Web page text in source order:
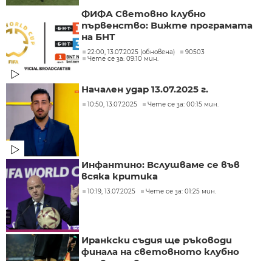
ФИФА Световно клубно
първенство: Вижте програмата
на БНТ
22:00, 13.07.2025 (обновена)
90503
Чете се за: 09:10 мин.
Начален удар 13.07.2025 г.
10:50, 13.07.2025 Чете се за: 00:15 мин.
Инфантино: Вслушваме се във
всяка критика
10:19, 13.07.2025 Чете се за: 01:25 мин.
Иранкски съдия ще ръководи
финала на световното клубно